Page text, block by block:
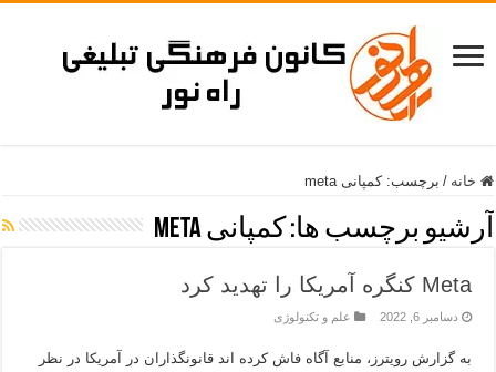
خانه / برچسب:کمپانی meta
آرشیو برچسب ها: کمپانی meta
Meta کنگره آمریکا را تهدید کرد
دسامبر 6, 2022 علم و تکنولوژی
به گزارش رویترز، منابع آگاه فاش کرده اند قانونگذاران در آمریکا در نظر